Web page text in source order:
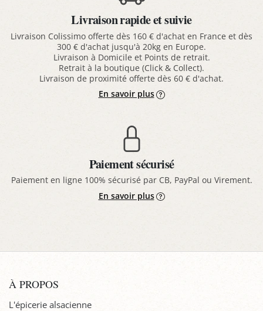
Livraison rapide et suivie
Livraison Colissimo offerte dès 160 € d'achat en France et dès
300 € d'achat jusqu'à 20kg en Europe.
Livraison à Domicile et Points de retrait.
Retrait à la boutique (Click & Collect).
Livraison de proximité offerte dès 60 € d'achat.
En savoir plus
Paiement sécurisé
Paiement en ligne 100% sécurisé par CB, PayPal ou Virement.
En savoir plus
À PROPOS
L'épicerie alsacienne